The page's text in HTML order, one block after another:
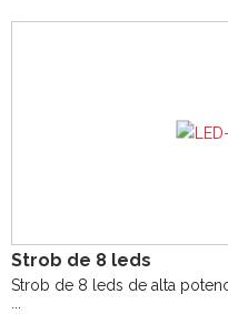
Strob de 8 leds
Strob de 8 leds de alta
...